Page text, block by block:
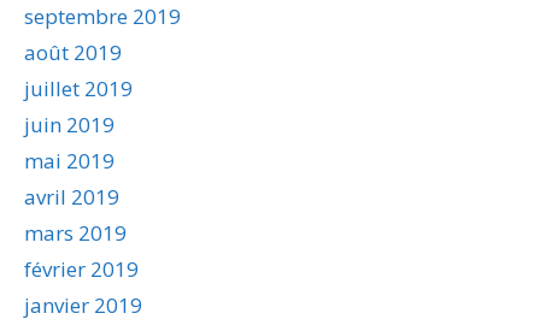
septembre 2019
août 2019
juillet 2019
juin 2019
mai 2019
avril 2019
mars 2019
février 2019
janvier 2019